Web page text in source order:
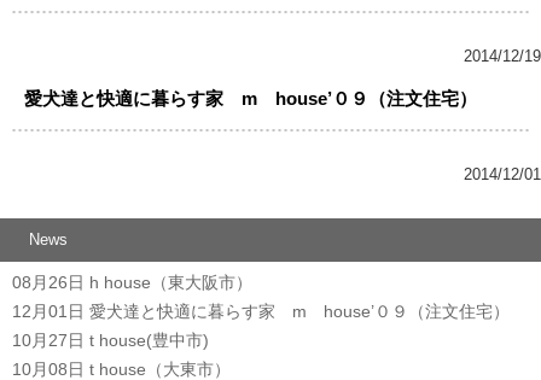
2014/12/19
愛犬達と快適に暮らす家 m house’０９（注文住宅）
2014/12/01
News
08月26日 h house（東大阪市）
12月01日 愛犬達と快適に暮らす家 m house’０９（注文住宅）
10月27日 t house(豊中市)
10月08日 t house（大東市）